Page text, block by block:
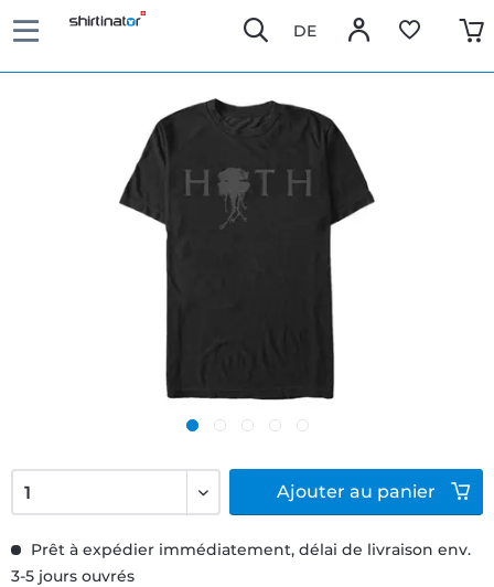
DE
Prêt à expédier immédiatement, délai de livraison env.
3-5 jours ouvrés
Ajouter au panier